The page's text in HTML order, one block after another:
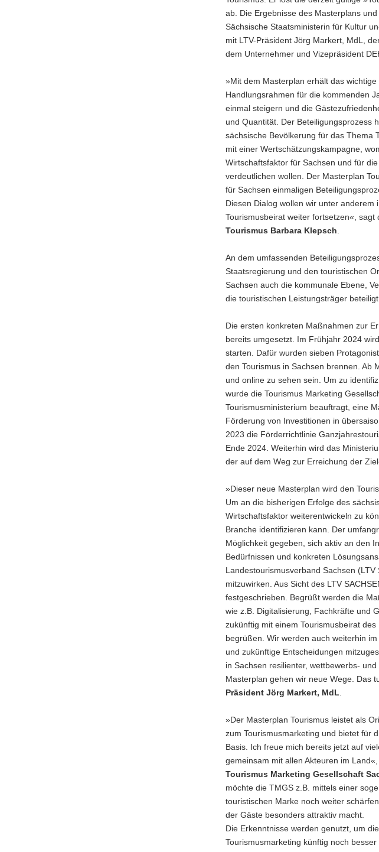
ab. Die Ergebnisse des Masterplans
Sächsische Staatsministerin für Kultur
mit LTV-Präsident Jörg Markert, MdL,
dem Unternehmer und Vizepräsident
»Mit dem Masterplan erhält das
Handlungsrahmen für die kommenden
einmal steigern und die
und Quantität. Der Beteiligungsprozess
sächsische Bevölkerung für das Thema
mit einer Wertschätzungskampagne,
Wirtschaftsfaktor für Sachsen und für
verdeutlichen wollen. Der Masterplan
für Sachsen einmaligen
Diesen Dialog wollen wir unter
Tourismusbeirat weiter fortsetzen«, sagt
Tourismus Barbara Klepsch
An dem umfassenden
Staatsregierung und den touristischen
Sachsen auch die kommunale Ebene,
die touristischen Leistungsträger beteiligt.
Die ersten konkreten Maßnahmen zur
bereits umgesetzt. Im Frühjahr 2024
starten. Dafür wurden sieben
den Tourismus in Sachsen brennen. Ab
und online zu sehen sein. Um zu
wurde die Tourismus Marketing
Tourismusministerium beauftragt, eine
Förderung von Investitionen in
2023 die Förderrichtlinie
Ende 2024. Weiterhin wird das
der auf dem Weg zur Erreichung der
»Dieser neue Masterplan wird den
Um an die bisherigen Erfolge des
Wirtschaftsfaktor weiterentwickeln zu
Branche identifizieren kann. Der
Möglichkeit gegeben, sich aktiv an den
Bedürfnissen und konkreten
Landestourismusverband Sachsen
mitzuwirken. Aus Sicht des LTV
festgeschrieben. Begrüßt werden die
wie z.B. Digitalisierung, Fachkräfte und
zukünftig mit einem Tourismusbeirat
begrüßen. Wir werden auch weiterhin
und zukünftige Entscheidungen
in Sachsen resilienter, wettbewerbs-
Masterplan gehen wir neue Wege. Das
Präsident Jörg Markert, MdL
»Der Masterplan Tourismus leistet als
zum Tourismusmarketing und bietet für
Basis. Ich freue mich bereits jetzt auf
gemeinsam mit allen Akteuren im
Tourismus Marketing Gesellschaft
möchte die TMGS z.B. mittels einer
touristischen Marke noch weiter
der Gäste besonders attraktiv macht.
Die Erkenntnisse werden genutzt, um
Tourismusmarketing künftig noch